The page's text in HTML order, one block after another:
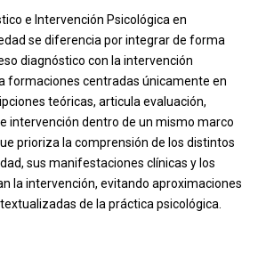
e Intervención Psicológica en
se diferencia por integrar de forma
diagnóstico con la intervención
formaciones centradas únicamente en
teóricas, articula evaluación,
intervención dentro de un mismo marco
prioriza la comprensión de los distintos
sus manifestaciones clínicas y los
la intervención, evitando aproximaciones
de la práctica psicológica.